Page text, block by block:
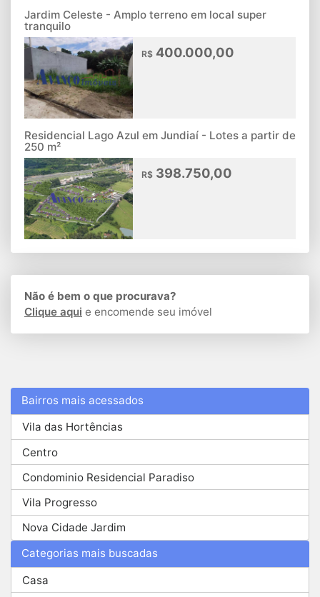
Jardim Celeste - Amplo terreno em local super
tranquilo
R$ 400.000,00
Residencial Lago Azul em Jundiaí - Lotes a partir de
250 m²
R$ 398.750,00
Não é bem o que procurava?
Clique aqui e encomende seu imóvel
Bairros mais acessados
Vila das Hortências
Centro
Condominio Residencial Paradiso
Vila Progresso
Nova Cidade Jardim
Categorias mais buscadas
Casa